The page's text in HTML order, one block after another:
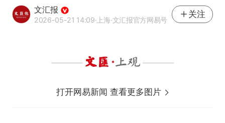
文汇报
2026-05-21 14:09·上海·文汇报官方网易号
关注
打开网易新闻 查看更多图片